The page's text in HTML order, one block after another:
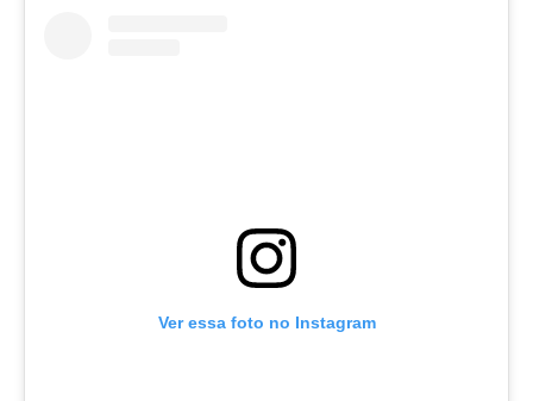
Ver essa foto no Instagram